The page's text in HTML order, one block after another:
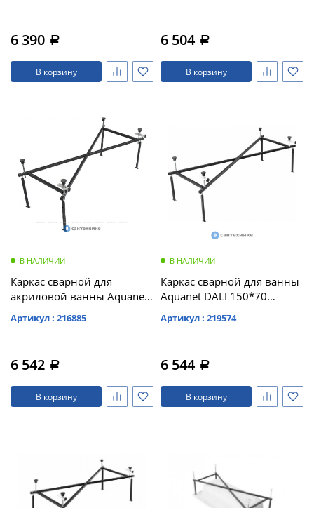
6 390 a
В корзину
6 504 a
В корзину
В НАЛИЧИИ
Каркас сварной для
акриловой ванны Aquanet
Артикул : 216885
6 542 a
В корзину
В НАЛИЧИИ
Каркас сварной для ванны
Aquanet DALI 150*70
Артикул : 219574
6 544 a
В корзину